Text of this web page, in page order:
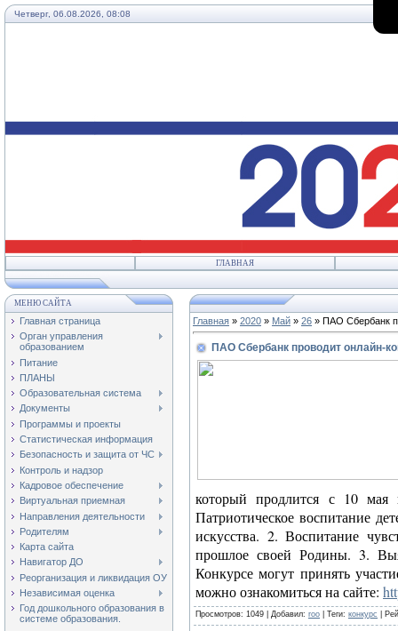
Четверг, 06.08.2026, 08:08
ГЛАВНАЯ
МЕНЮ САЙТА
Главная страница
Орган управления
образованием
Питание
ПЛАНЫ
Образовательная система
Документы
Программы и проекты
Статистическая информация
Безопасность и защита от ЧС
Контроль и надзор
Кадровое обеспечение
Виртуальная приемная
Направления деятельности
Родителям
Карта сайта
Навигатор ДО
Реорганизация и ликвидация ОУ
Независимая оценка
Год дошкольного образования в
системе образования.
Главная » 2020 » Май » 26 » ПАО Сбербанк
ПАО Сбербанк проводит онлайн-
который продлится с 10
Патриотическое воспитание
искусства. 2. Воспитание
прошлое своей Родины. 3.
Конкурсе могут принять
можно ознакомиться на сайте:
Просмотров: 1049 | Добавил: roo Теги: конкурс